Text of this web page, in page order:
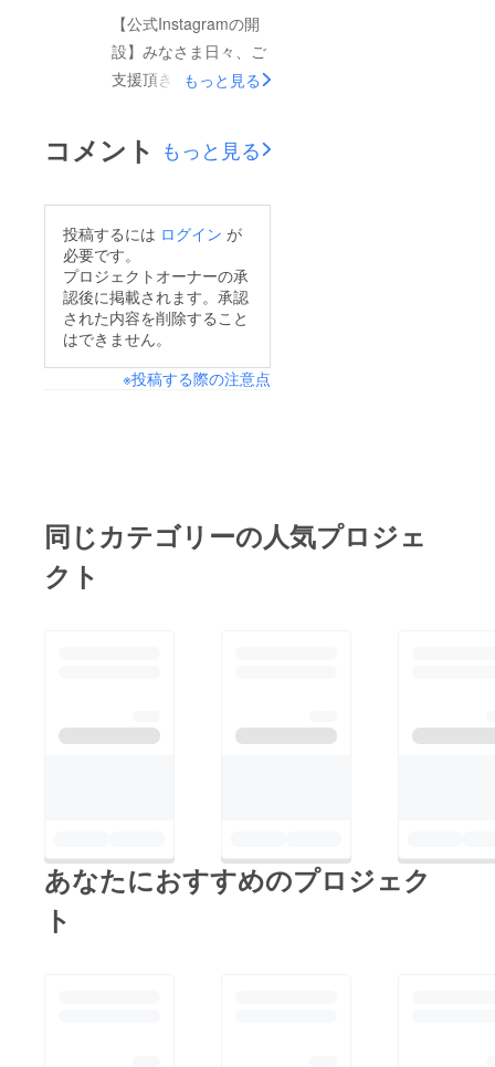
ちらからできます～♪
まだまだ残り期間があ
りますのでジャンジャ
ン拡散と沢山のご支援
すーー！！
【公式Instagramの開
設】みなさま日々、ご
支援頂きありがとうご
せていただきましたの
での状況やクラウド
ファンディングの進捗
状況をお知らせさせて
頂きます。Instagram
はこちらからご確認頂
けます！また、より支
続き、期間がございま
すので何卒宜しくお願
もっと見る
コメント もっと見る
投稿するには ログイン が
必要です。
プロジェクトオーナーの承
認後に掲載されます。承認
された内容を削除すること
はできません。
※投稿する際の注意点
同じカテゴリーの人気プロジェ
クト
あなたにおすすめのプロジェク
ト